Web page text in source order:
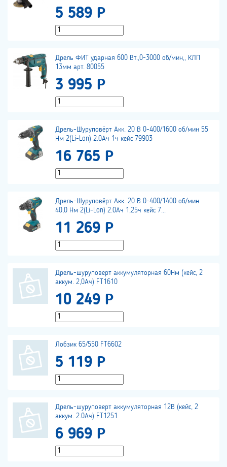
5 589 Р
Дрель ФИТ ударная 600 Вт.,0-3000 об/мин,, КЛП
13мм арт. 80055
3 995 Р
Дрель-Шуруповёрт Акк. 20 В 0-400/1600 об/мин 55
Нм 2(Li-Lon) 2.0Ач 1ч кейс 79903
16 765 Р
Дрель-Шуруповёрт Акк. 20 В 0-400/1400 об/мин
40,0 Нм 2(Li-Lon) 2.0Ач 1,25ч кейс 7...
11 269 Р
Дрель-шуруповерт аккумуляторная 60Нм (кейс, 2
аккум. 2,0Ач) FT1610
10 249 Р
Лобзик 65/550 FT6602
5 119 Р
Дрель-шуруповерт аккумуляторная 12В (кейс, 2
аккум. 2.0Ач) FT1251
6 969 Р